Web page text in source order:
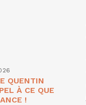
QUENTIN
À CE QUE
!